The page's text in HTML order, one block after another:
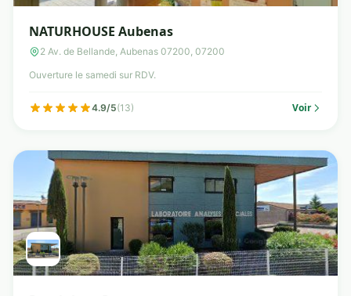
NATURHOUSE Aubenas
2 Av. de Bellande, Aubenas 07200, 07200
Ouverture le samedi sur RDV.
4.9/5(13) Voir